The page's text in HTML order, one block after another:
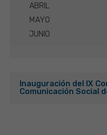
ABRIL
MAYO
JUNIO
Inauguración del IX
Comunicación Social